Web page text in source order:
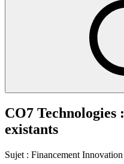
CO7 Technologies :
existants
Sujet : Financement Innovation